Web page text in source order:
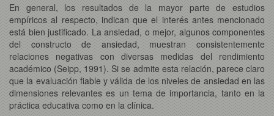
En general, los resultados de la mayor parte de estudios
empíricos al respecto, indican que el interés antes mencionado
está bien justificado. La ansiedad, o mejor, algunos componentes
del constructo de ansiedad, muestran consistentemente
relaciones negativas con diversas medidas del rendimiento
académico (Seipp, 1991). Si se admite esta relación, parece claro
que la evaluación fiable y válida de los niveles de ansiedad en las
dimensiones relevantes es un tema de importancia, tanto en la
práctica educativa como en la clínica.